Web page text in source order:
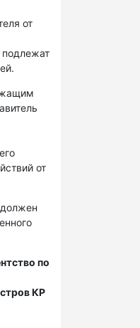
от
подлежат
от
должен
по
КР